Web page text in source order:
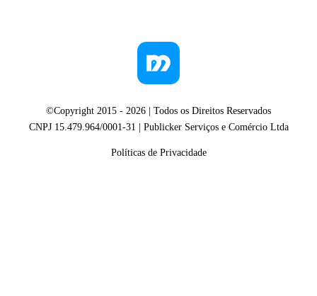
©Copyright 2015 - 2026 | Todos os Direitos Reservados
CNPJ 15.479.964/0001-31 | Publicker Serviços e Comércio Ltda
Políticas de Privacidade